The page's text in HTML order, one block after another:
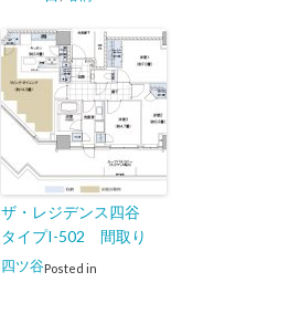
ザ・レジデンス四谷
タイプI-502 間取り
Posted in
四ツ谷